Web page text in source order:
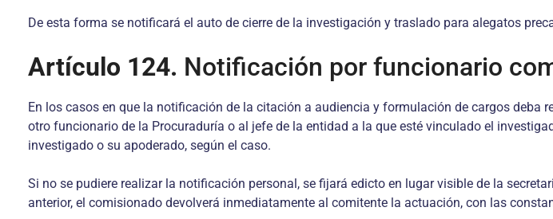
De esta forma se notificará el auto de cierre de la investigación y traslado para alegatos
Artículo 124. Notificación por funcionario
En los casos en que la notificación de la citación a audiencia y formulación de cargos deba
otro funcionario de la Procuraduría o al jefe de la entidad a la que esté vinculado el
investigado o su apoderado, según el caso.
Si no se pudiere realizar la notificación personal, se fijará edicto en lugar visible de la
anterior, el comisionado devolverá inmediatamente al comitente la actuación, con las